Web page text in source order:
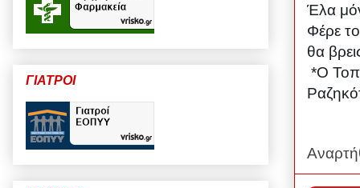
Έλα
Φέρε
θα
*Ο
ΓΙΑΤΡΟΙ